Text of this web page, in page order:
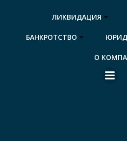
ЛИКВИДАЦИЯ
БАНКРОТСТВО
О